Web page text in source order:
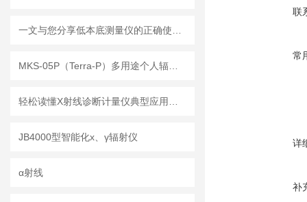
JB4000型智能化х、γ辐射仪
α射线
联
常
详
补